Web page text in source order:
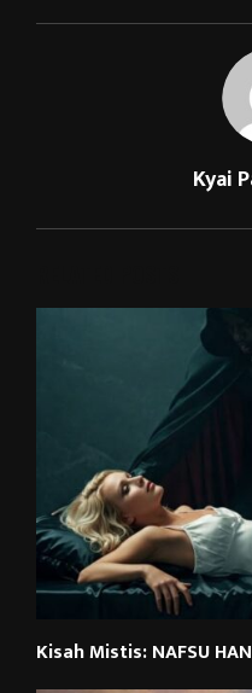
Kyai
Kisah Mistis: NAFSU